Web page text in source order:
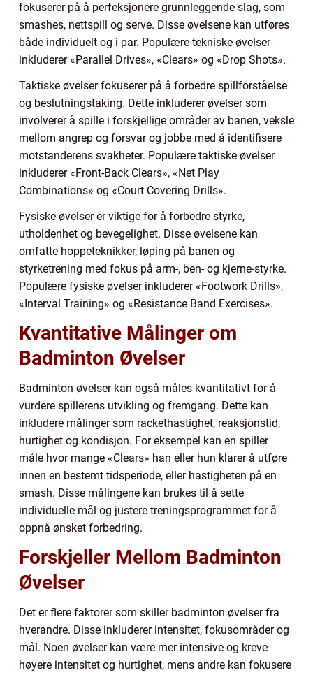
fokuserer på å perfeksjonere grunnleggende slag, som
smashes, nettspill og serve. Disse øvelsene kan utføres
både individuelt og i par. Populære tekniske øvelser
inkluderer «Parallel Drives», «Clears» og «Drop Shots».
Taktiske øvelser fokuserer på å forbedre spillforståelse
og beslutningstaking. Dette inkluderer øvelser som
involverer å spille i forskjellige områder av banen, veksle
mellom angrep og forsvar og jobbe med å identifisere
motstanderens svakheter. Populære taktiske øvelser
inkluderer «Front-Back Clears», «Net Play
Combinations» og «Court Covering Drills».
Fysiske øvelser er viktige for å forbedre styrke,
utholdenhet og bevegelighet. Disse øvelsene kan
omfatte hoppeteknikker, løping på banen og
styrketrening med fokus på arm-, ben- og kjerne-styrke.
Populære fysiske øvelser inkluderer «Footwork Drills»,
«Interval Training» og «Resistance Band Exercises».
Kvantitative Målinger om
Badminton Øvelser
Badminton øvelser kan også måles kvantitativt for å
vurdere spillerens utvikling og fremgang. Dette kan
inkludere målinger som rackethastighet, reaksjonstid,
hurtighet og kondisjon. For eksempel kan en spiller
måle hvor mange «Clears» han eller hun klarer å utføre
innen en bestemt tidsperiode, eller hastigheten på en
smash. Disse målingene kan brukes til å sette
individuelle mål og justere treningsprogrammet for å
oppnå ønsket forbedring.
Forskjeller Mellom Badminton
Øvelser
Det er flere faktorer som skiller badminton øvelser fra
hverandre. Disse inkluderer intensitet, fokusområder og
mål. Noen øvelser kan være mer intensive og kreve
høyere intensitet og hurtighet, mens andre kan fokusere